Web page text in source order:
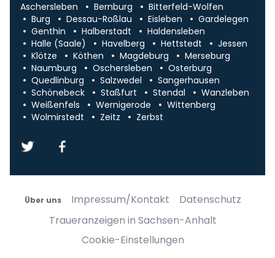
Aschersleben Bernburg
Bitterfeld-Wolfen
Burg
Dessau-Roßlau Eisleben
Gardelegen
Genthin
Halberstadt
Haldensleben
Halle (Saale)
Havelberg Hettstedt
Jessen
Klötze
Köthen Magdeburg
Merseburg
Naumburg
Oschersleben
Osterburg
Quedlinburg
Salzwedel
Sangerhausen
Schönebeck
Staßfurt Stendal
Wanzleben
Weißenfels
Wernigerode
Wittenberg
Wolmirstedt
Zeitz Zerbst
Über uns Impressum/Kontakt
Datenschutz
Traueranzeigen in Sachsen-Anhalt
Cookie-Einstellungen